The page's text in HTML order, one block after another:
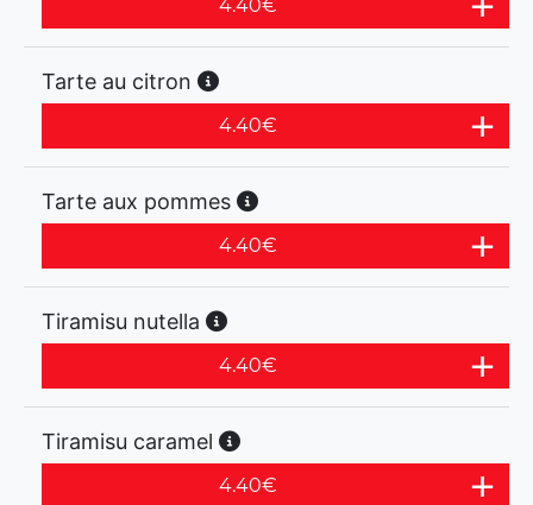
4.40€
Tarte au citron
4.40€
Tarte aux pommes
4.40€
Tiramisu nutella
4.40€
Tiramisu caramel
4.40€